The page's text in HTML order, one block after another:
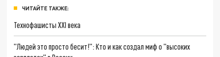
ЧИТАЙТЕ ТАКЖЕ:
Технофашисты XXI века
"Людей это просто бесит!": Кто и как создал миф о "высоких